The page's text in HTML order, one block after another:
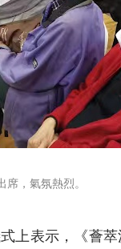
席，氣氛熱烈。
上表示，《薈